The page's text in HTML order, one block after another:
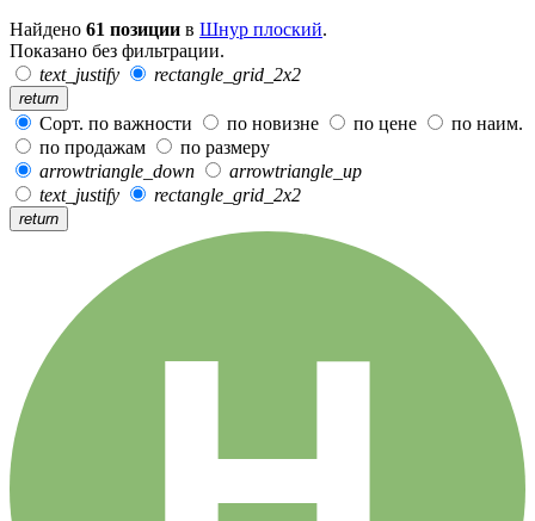
Найдено 61 позиции в Шнур плоский.
Показано без фильтрации.
text_justify
rectangle_grid_2x2
return
Сорт. по важности по новизне по цене
по наим.
по продажам
по размеру
arrowtriangle_down
arrowtriangle_up
text_justify
rectangle_grid_2x2
return